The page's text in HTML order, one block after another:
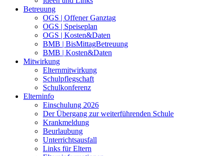
Betreuung
OGS | Offener Ganztag
OGS | Speiseplan
OGS | Kosten&Daten
BMB | BisMittagBetreuung
BMB | Kosten&Daten
Mitwirkung
Elternmitwirkung
Schulpflegschaft
Schulkonferenz
Elterninfo
Einschulung 2026
Der Übergang zur weiterführenden Schule
Krankmeldung
Beurlaubung
Unterrichtsausfall
Links für Eltern